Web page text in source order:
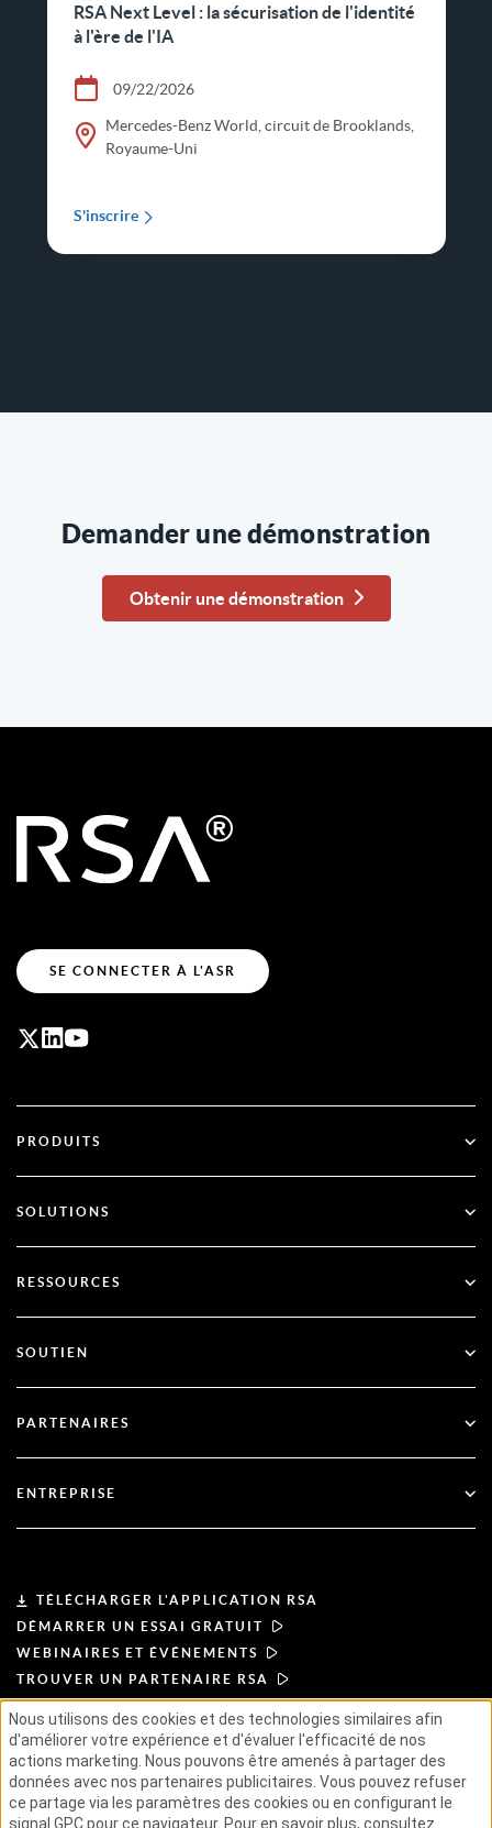
RSA Next Level : la sécurisation de l'identité
à l'ère de l'IA
09/22/2026
Mercedes-Benz World, circuit de Brooklands,
Royaume-Uni
S'inscrire
Demander une démonstration
Obtenir une démonstration
SE CONNECTER À L'ASR
PRODUITS
SecurID
SOLUTIONS
Authentification multifactorielle
Services financiers
RESSOURCES
Blog
Documentation
SOUTIEN
Soutien à la clientèle
PARTENAIRES
Devenir partenaire
ENTREPRISE
Leadership
Actualités et presse
Ressources
Carrières
TÉLÉCHARGER L'APPLICATION RSA
DÉMARRER UN ESSAI GRATUIT
WEBINAIRES ET ÉVÉNEMENTS
TROUVER UN PARTENAIRE RSA
CONDITIONS D'UTILISATION
POLITIQUE DE CONFIDENTIALITÉ
ACCORDS TYPES
PRINCIPES APPLICABLES AUX FOURNISSEURS
CHAÎNE D'APPROVISIONNEMENT ÉTHIQUEGSE
Nous utilisons des cookies et des technologies similaires afin
d'améliorer votre expérience et d'évaluer l'efficacité de nos
actions marketing. Nous pouvons être amenés à partager des
données avec nos partenaires publicitaires. Vous pouvez refuser
ce partage via les paramètres des cookies ou en configurant le
signal GPC pour ce navigateur. Pour en savoir plus, consultez